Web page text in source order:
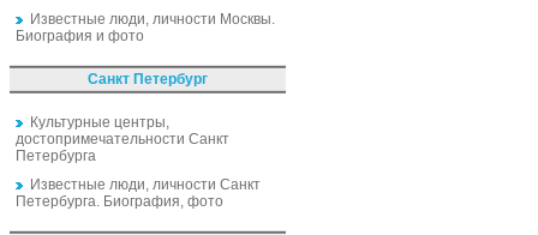
Известные люди, личности Москвы.
Биография и фото
Санкт Петербург
Культурные центры,
достопримечательности Санкт
Петербурга
Известные люди, личности Санкт
Петербурга. Биография, фото